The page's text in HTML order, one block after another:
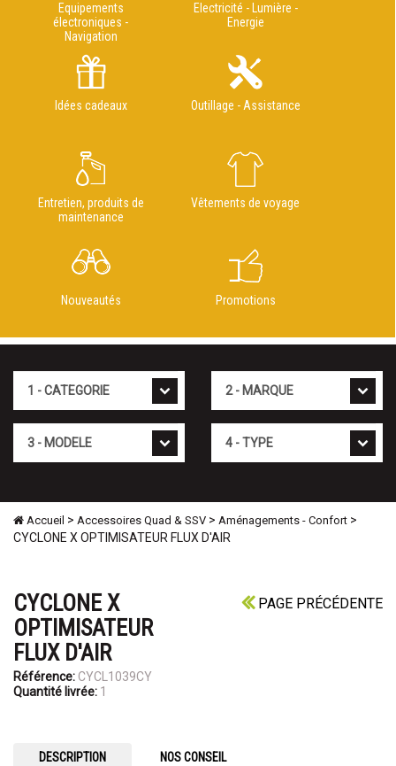
Equipements
électroniques -
Navigation
Electricité - Lumière -
Energie
Idées cadeaux Outillage - Assistance
Entretien, produits de
maintenance
Vêtements de voyage
Nouveautés Promotions
Accueil > Accessoires Quad & SSV > Aménagements - Confort >
CYCLONE X OPTIMISATEUR FLUX D'AIR
PAGE PRÉCÉDENTE
CYCLONE X
OPTIMISATEUR
FLUX D'AIR
Référence: CYCL1039CY
Quantité livrée: 1
DESCRIPTION NOS CONSEIL